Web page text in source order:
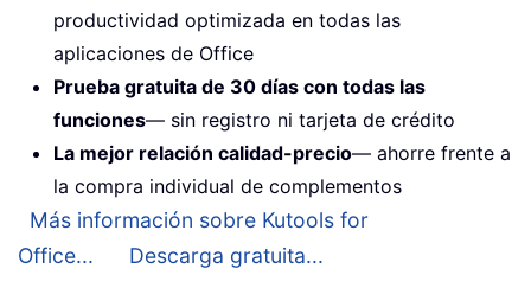
productividad optimizada en todas las
aplicaciones de Office
Prueba gratuita de 30 días con todas las
funciones— sin registro ni tarjeta de crédito
La mejor relación calidad-precio— ahorre frente a
la compra individual de complementos
Más información sobre Kutools for
Office...
Descarga gratuita...